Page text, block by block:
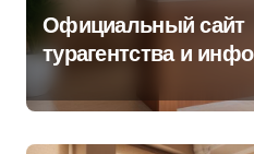
Официальный сайт
турагентства и